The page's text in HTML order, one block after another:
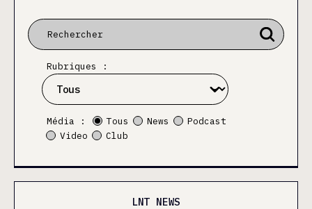
Rubriques :
Média : Tous News
Podcast
Video
Club
LNT NEWS